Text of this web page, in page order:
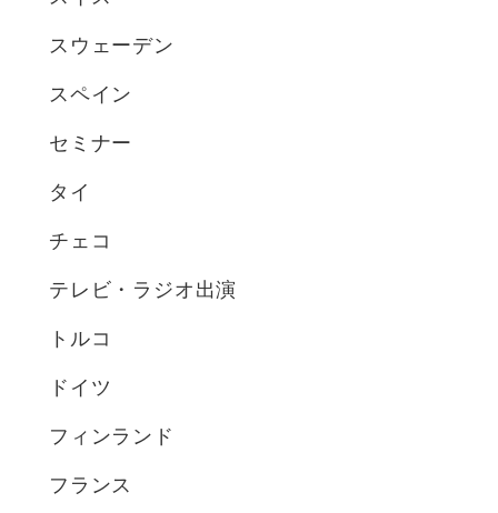
スウェーデン
スペイン
セミナー
タイ
チェコ
テレビ・ラジオ出演
トルコ
ドイツ
フィンランド
フランス